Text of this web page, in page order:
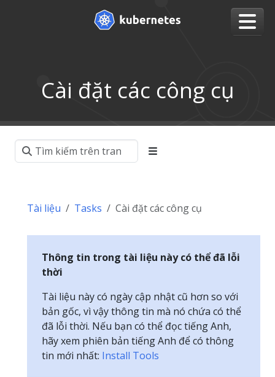
Cài đặt các công cụ
Tài liệu Tasks Cài đặt các công cụ
Thông tin trong tài liệu này có thể đã lỗi
thời
Tài liệu này có ngày cập nhật cũ hơn so với
bản gốc, vì vậy thông tin mà nó chứa có thể
đã lỗi thời. Nếu bạn có thể đọc tiếng Anh,
hãy xem phiên bản tiếng Anh để có thông
tin mới nhất: Install Tools